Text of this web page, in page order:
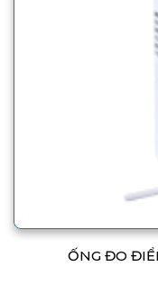
ỐNG ĐO